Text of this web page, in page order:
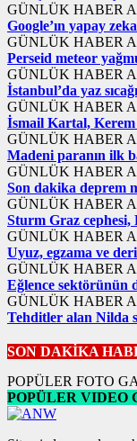
GÜNLÜK HABER
Google’ın yapay
GÜNLÜK HABER
Perseid meteor
GÜNLÜK HABER
İstanbul’da yaz
GÜNLÜK HABER
İsmail Kartal, Kerem
GÜNLÜK HABER
Madeni paranın ilk
GÜNLÜK HABER
Son dakika deprem
GÜNLÜK HABER
Sturm Graz cephesi,
GÜNLÜK HABER
Uyuz, egzama ve
GÜNLÜK HABER
Eğlence sektörünün
GÜNLÜK HABER
Tehditler alan Nilda
SON DAKİKA
POPÜLER FOTO
POPÜLER VIDEO